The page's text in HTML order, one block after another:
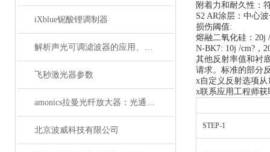
iXblue铌酸锂调制器
解析声光可调滤波器的应用、原理以及使用特点
飞秒激光器参数
amonics拉曼光纤放大器：光通信领域的新星
北京波威科技有限公司
附着力和耐久性：
S2 AR涂层：中心
损伤阈值:
熔融二氧化硅：20j
N-BK7: 10j /cm?，
其他反射率值和衬
请求。标准的部分
x自定义反射选项
x联系应用工程师获
STEP-1